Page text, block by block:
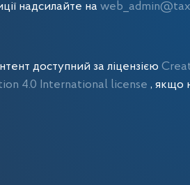
надсилайте на
доступний за ліцензією
4.0 International license , якщо